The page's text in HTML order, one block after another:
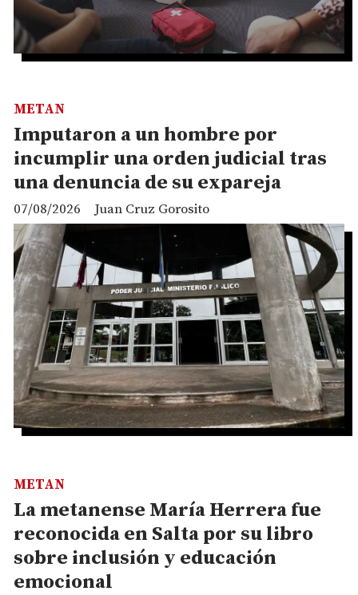
Imputaron a un hombre por
incumplir una orden judicial tras
una denuncia de su expareja
Juan Cruz Gorosito
METAN
07/08/2026
La metanense María Herrera fue
reconocida en Salta por su libro
sobre inclusión y educación
emocional
METAN